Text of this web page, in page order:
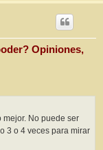
Opiniones,
mejor. No puede ser
3 o 4 veces para mirar